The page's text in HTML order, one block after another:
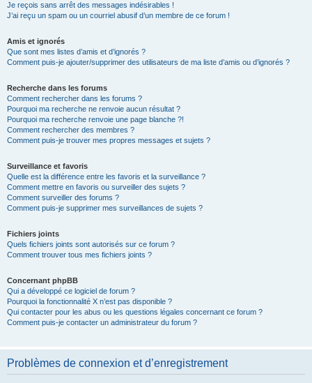
Je reçois sans arrêt des messages indésirables !
J’ai reçu un spam ou un courriel abusif d’un membre de ce forum !
Amis et ignorés
Que sont mes listes d’amis et d’ignorés ?
Comment puis-je ajouter/supprimer des utilisateurs de ma liste d’amis ou d’ignorés ?
Recherche dans les forums
Comment rechercher dans les forums ?
Pourquoi ma recherche ne renvoie aucun résultat ?
Pourquoi ma recherche renvoie une page blanche ?!
Comment rechercher des membres ?
Comment puis-je trouver mes propres messages et sujets ?
Surveillance et favoris
Quelle est la différence entre les favoris et la surveillance ?
Comment mettre en favoris ou surveiller des sujets ?
Comment surveiller des forums ?
Comment puis-je supprimer mes surveillances de sujets ?
Fichiers joints
Quels fichiers joints sont autorisés sur ce forum ?
Comment trouver tous mes fichiers joints ?
Concernant phpBB
Qui a développé ce logiciel de forum ?
Pourquoi la fonctionnalité X n’est pas disponible ?
Qui contacter pour les abus ou les questions légales concernant ce forum ?
Comment puis-je contacter un administrateur du forum ?
Problèmes de connexion et d’enregistrement